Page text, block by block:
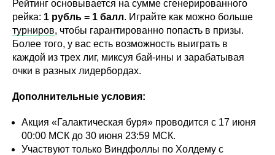
Рейтинг основывается на сумме сгенерированного
рейка: 1 рубль = 1 балл. Играйте как можно больше
турниров, чтобы гарантированно попасть в призы.
Более того, у вас есть возможность выиграть в
каждой из трех лиг, миксуя бай-ины и зарабатывая
очки в разных лидербордах.
Дополнительные условия:
Акция «Галактическая буря» проводится с 17 июня
00:00 МСК до 30 июня 23:59 МСК.
Участвуют только Виндфоллы по Холдему с